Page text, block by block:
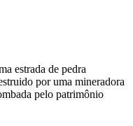
estrada de pedra
por uma mineradora
pelo patrimônio